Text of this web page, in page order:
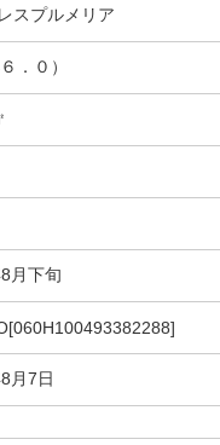
スプルメリア
．０）
月下旬
月7日